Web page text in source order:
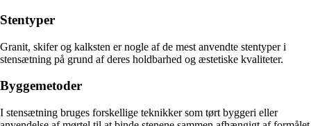
Stentyper
Granit, skifer og kalksten er nogle af de mest anvendte stentyper i
stensætning på grund af deres holdbarhed og æstetiske kvaliteter.
Byggemetoder
I stensætning bruges forskellige teknikker som tørt byggeri eller